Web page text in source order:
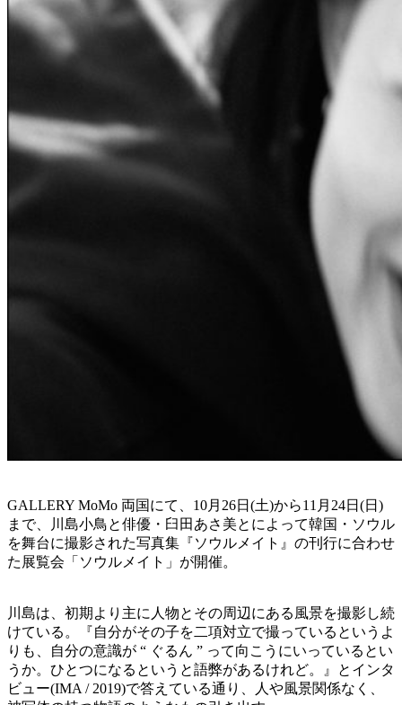
GALLERY MoMo 両国にて、10月26日(土)から11月24日(日)
まで、川島小鳥と俳優・臼田あさ美とによって韓国・ソウル
を舞台に撮影された写真集『ソウルメイト』の刊行に合わせ
た展覧会「ソウルメイト」が開催。
川島は、初期より主に人物とその周辺にある風景を撮影し続
けている。『自分がその子を二項対立で撮っているというよ
りも、自分の意識が “ ぐるん ” って向こうにいっているとい
うか。ひとつになるというと語弊があるけれど。』とインタ
ビュー(IMA / 2019)で答えている通り、人や風景関係なく、